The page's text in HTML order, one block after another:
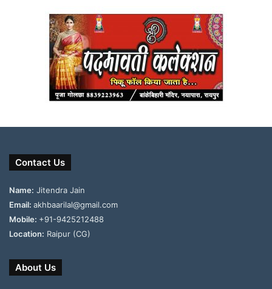
Contact Us
Name: Jitendra Jain
Email: akhbaarilal@gmail.com
Mobile: +91-9425212488
Location: Raipur (CG)
About Us